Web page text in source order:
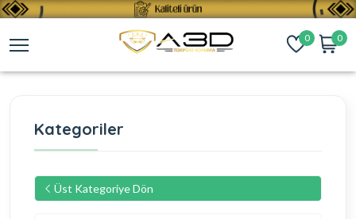
0 0
Kategoriler
Üst Kategoriye Dön